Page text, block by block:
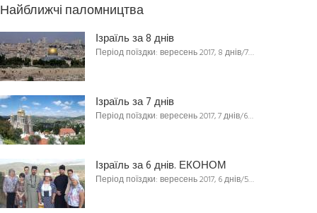
Найближчі паломництва
Ізраїль за 8 днів
Період поїздки: вересень 2017, 8 днів/7…
Ізраїль за 7 днів
Період поїздки: вересень 2017, 7 днів/6…
Ізраїль за 6 днів. ЕКОНОМ
Період поїздки: вересень 2017, 6 днів/5…